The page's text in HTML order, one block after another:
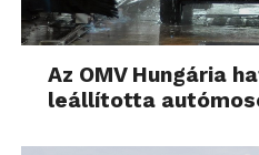
Az OMV Hungária
leállította